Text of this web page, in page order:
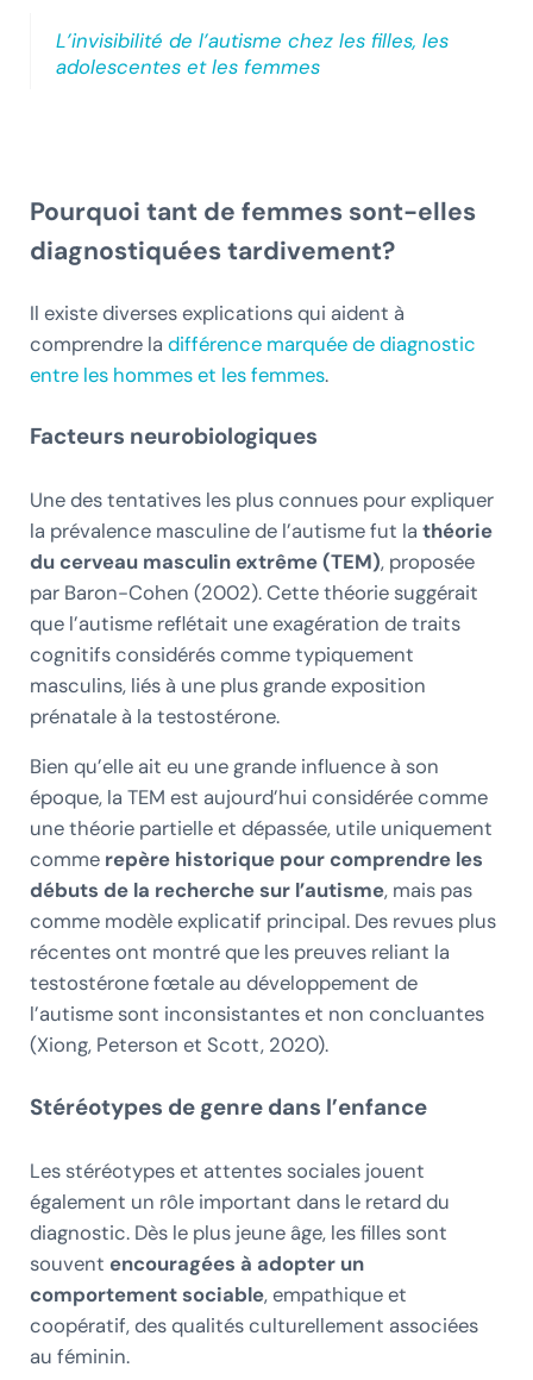
L’invisibilité de l’autisme chez les filles, les
adolescentes et les femmes
Pourquoi tant de femmes sont-elles
diagnostiquées tardivement?
Il existe diverses explications qui aident à
comprendre la différence marquée de diagnostic
entre les hommes et les femmes.
Facteurs neurobiologiques
Une des tentatives les plus connues pour expliquer
la prévalence masculine de l’autisme fut la théorie
du cerveau masculin extrême (TEM), proposée
par Baron-Cohen (2002). Cette théorie suggérait
que l’autisme reflétait une exagération de traits
cognitifs considérés comme typiquement
masculins, liés à une plus grande exposition
prénatale à la testostérone.
Bien qu’elle ait eu une grande influence à son
époque, la TEM est aujourd’hui considérée comme
une théorie partielle et dépassée, utile uniquement
comme repère historique pour comprendre les
débuts de la recherche sur l’autisme, mais pas
comme modèle explicatif principal. Des revues plus
récentes ont montré que les preuves reliant la
testostérone fœtale au développement de
l’autisme sont inconsistantes et non concluantes
(Xiong, Peterson et Scott, 2020).
Stéréotypes de genre dans l’enfance
Les stéréotypes et attentes sociales jouent
également un rôle important dans le retard du
diagnostic. Dès le plus jeune âge, les filles sont
souvent encouragées à adopter un
comportement sociable, empathique et
coopératif, des qualités culturellement associées
au féminin.